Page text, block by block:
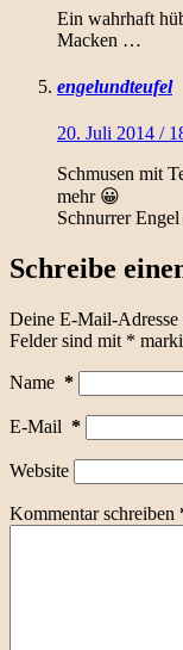
Ein wahrhaft
Macken …
engelundteufel
20. Juli 2014 /
Schmusen mit
mehr 😀
Schnurrer
Schreibe
Deine E-Mail-
Felder sind mit *
Name *
E-Mail *
Website
Kommentar schreiben